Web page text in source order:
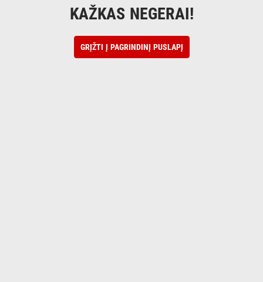
KAŽKAS NEGERAI!
GRĮŽTI Į PAGRINDINĮ PUSLAPĮ